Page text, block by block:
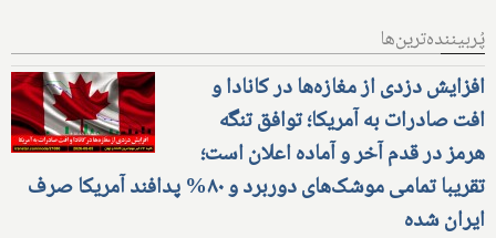
پُربیننده‌ترین‌ها
افزایش دزدی از مغازه‌ها در کانادا و
افت صادرات به آمریکا؛ توافق تنگه
هرمز در قدم آخر و آماده اعلان است؛
تقریبا تمامی موشک‌های دوربرد و ۸۰% پدافند آمریکا صرف
ایران شده